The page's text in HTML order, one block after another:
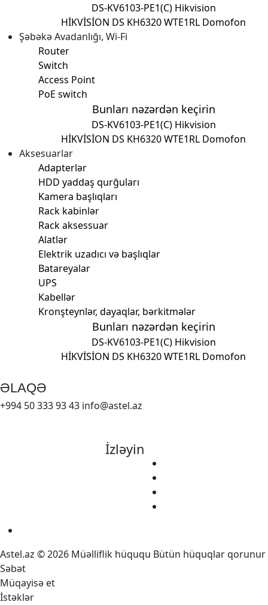
DS-KV6103-PE1(C) Hikvision
HİKVİSİON DS KH6320 WTE1RL Domofon
Şəbəkə Avadanlığı, Wi-Fi
Router
Switch
Access Point
PoE switch
Bunları nəzərdən keçirin
DS-KV6103-PE1(C) Hikvision
HİKVİSİON DS KH6320 WTE1RL Domofon
Aksesuarlar
Adapterlər
HDD yaddaş qurğuları
Kamera başlıqları
Rack kabinlər
Rack aksessuar
Alatlər
Elektrik uzadıcı və başlıqlar
Batareyalar
UPS
Kabellər
Kronşteynlər, dayaqlar, bərkitmələr
Bunları nəzərdən keçirin
DS-KV6103-PE1(C) Hikvision
HİKVİSİON DS KH6320 WTE1RL Domofon
ƏLAQƏ
+994 50 333 93 43 info@astel.az
İzləyin
Astel.az © 2026 Müəlliflik hüququ Bütün hüquqlar qorunur
Səbət
Müqayisə et
İstəklər